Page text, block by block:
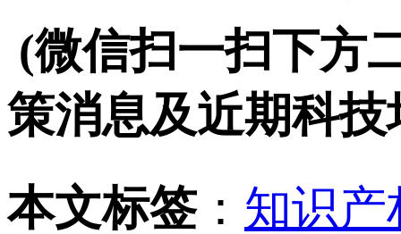
(微信扫一扫下方
策消息及近期科
本文标签： 知识产